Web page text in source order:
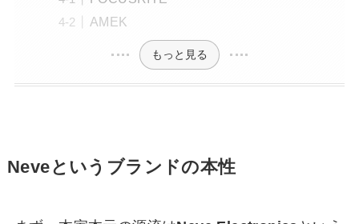
AMEK
もっと見る
Neveというブランドの本性